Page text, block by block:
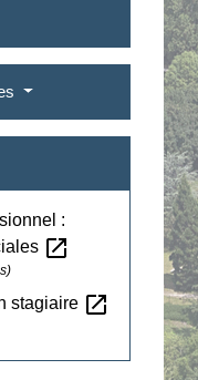
:
open_in_new
stagiaire open_in_new